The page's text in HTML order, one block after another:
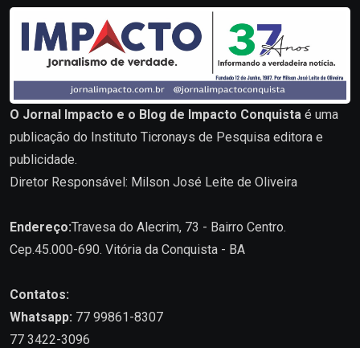
O Jornal Impacto e o Blog de Impacto Conquista é uma
publicação do Instituto Ticronays de Pesquisa editora e
publicidade.
Diretor Responsável: Milson José Leite de Oliveira
Endereço:Travesa do Alecrim, 73 - Bairro Centro.
Cep.45.000-690. Vitória da Conquista - BA
Contatos:
Whatsapp: 77 99861-8307
77 3422-3096